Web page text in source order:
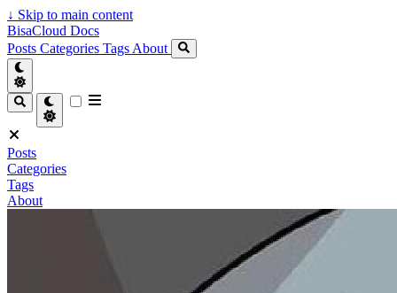
↓ Skip to main content
BisaCloud Docs
Posts Categories Tags About
Posts
Categories
Tags
About